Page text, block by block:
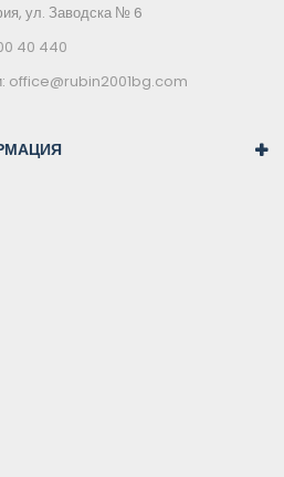
ул. Заводска № 6
40 440
office@rubin2001bg.com